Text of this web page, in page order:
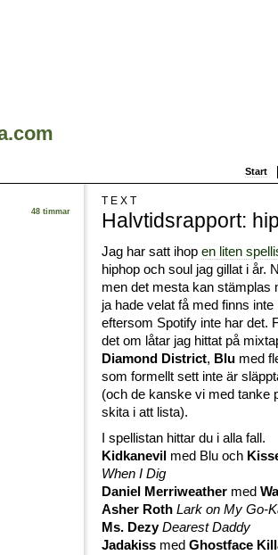
Start
48 timmar
TEXT
Halvtidsrapport:
Jag har satt ihop en liten
hiphop och soul jag gillat i år.
men det mesta kan stämplas
ja hade velat få med finns
eftersom Spotify inte har det.
det om låtar jag hittat på
Diamond District, Blu med
som formellt sett inte är
(och de kanske vi med tanke
skita i att lista).
I spellistan hittar du i alla fall.
Kidkanevil med Blu och
When I Dig
Daniel Merriweather med
Asher Roth Lark on My Go-
Ms. Dezy Dearest Daddy
Jadakiss med Ghostface